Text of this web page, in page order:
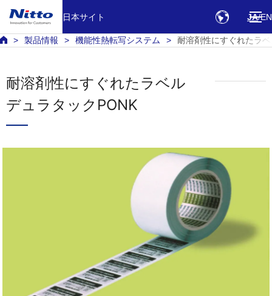
日本サイト JA EN
製品情報 機能性熱転写システム 耐溶剤性にすぐれたラ
耐溶剤性にすぐれたラベル
デュラタックPONK